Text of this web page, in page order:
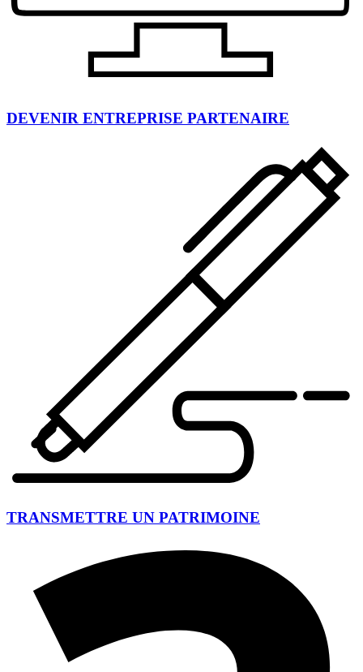
DEVENIR ENTREPRISE PARTENAIRE
TRANSMETTRE UN PATRIMOINE